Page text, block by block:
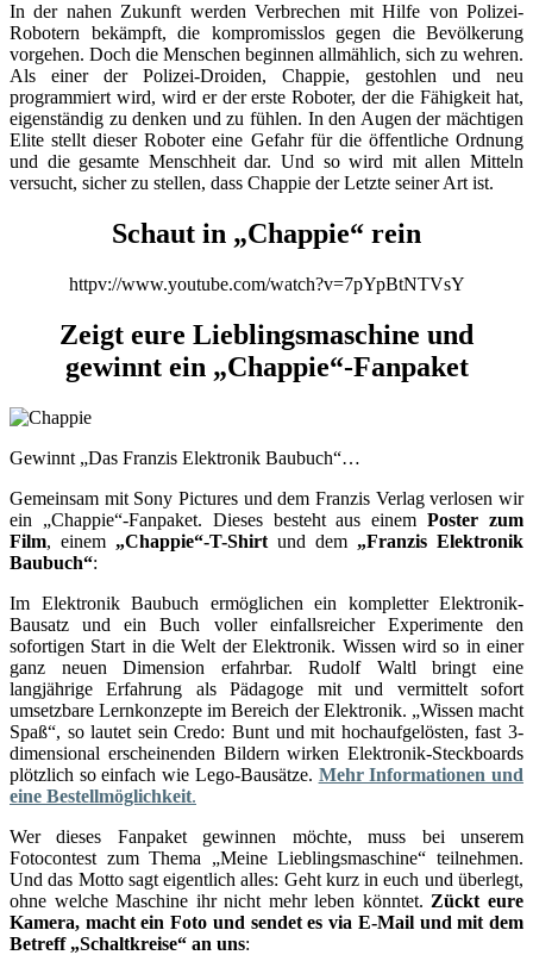
In der nahen Zukunft werden Verbrechen mit Hilfe von Polizei-
Robotern bekämpft, die kompromisslos gegen die Bevölkerung
vorgehen. Doch die Menschen beginnen allmählich, sich zu wehren.
Als einer der Polizei-Droiden, Chappie, gestohlen und neu
programmiert wird, wird er der erste Roboter, der die Fähigkeit hat,
eigenständig zu denken und zu fühlen. In den Augen der mächtigen
Elite stellt dieser Roboter eine Gefahr für die öffentliche Ordnung
und die gesamte Menschheit dar. Und so wird mit allen Mitteln
versucht, sicher zu stellen, dass Chappie der Letzte seiner Art ist.
Schaut in „Chappie“ rein
httpv://www.youtube.com/watch?v=7pYpBtNTVsY
Zeigt eure Lieblingsmaschine und
gewinnt ein „Chappie“-Fanpaket
Gewinnt „Das Franzis Elektronik Baubuch“…
Gemeinsam mit Sony Pictures und dem Franzis Verlag verlosen wir
ein „Chappie“-Fanpaket. Dieses besteht aus einemPoster zum
Film, einem „Chappie“-T-Shirt und dem „Franzis Elektronik
Baubuch“:
Im Elektronik Baubuch ermöglichen ein kompletter Elektronik-
Bausatz und ein Buch voller einfallsreicher Experimente den
sofortigen Start in die Welt der Elektronik. Wissen wird so in einer
ganz neuen Dimension erfahrbar. Rudolf Waltl bringt eine
langjährige Erfahrung als Pädagoge mit und vermittelt sofort
umsetzbare Lernkonzepte im Bereich der Elektronik. „Wissen macht
Spaß“, so lautet sein Credo: Bunt und mit hochaufgelösten, fast 3-
dimensional erscheinenden Bildern wirken Elektronik-Steckboards
plötzlich so einfach wie Lego-Bausätze. Mehr Informationen und
eine Bestellmöglichkeit.
Wer dieses Fanpaket gewinnen möchte, muss bei unserem
Fotocontest zum Thema „Meine Lieblingsmaschine“ teilnehmen.
Und das Motto sagt eigentlich alles: Geht kurz in euch und überlegt,
ohne welche Maschine ihr nicht mehr leben könntet. Zückt eure
Kamera, macht ein Foto und sendet es via E-Mail und mit dem
Betreff „Schaltkreise“ an uns: